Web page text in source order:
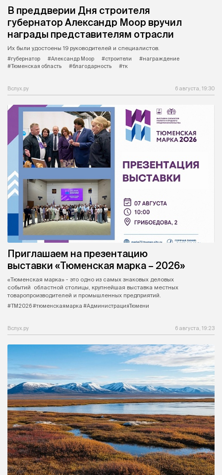
В преддверии Дня строителя
губернатор Александр Моор вручил
награды представителям отрасли
Их были удостоены 19 руководителей и специалистов.
#губернатор
#Александр Моор #строители
#награждение
#Тюменская область
#благодарность #тк
Вслух.ру 6 августа, 19:30
Приглашаем на презентацию
выставки «Тюменская марка – 2026»
«Тюменская марка» - это одно из самых знаковых деловых
событий областной столицы, крупнейшая выставка местных
товаропроизводителей и промышленных предприятий.
#ТМ2026 #тюменскаямарка #АдминистрацияТюмени
Вслух.ру 6 августа, 19:23